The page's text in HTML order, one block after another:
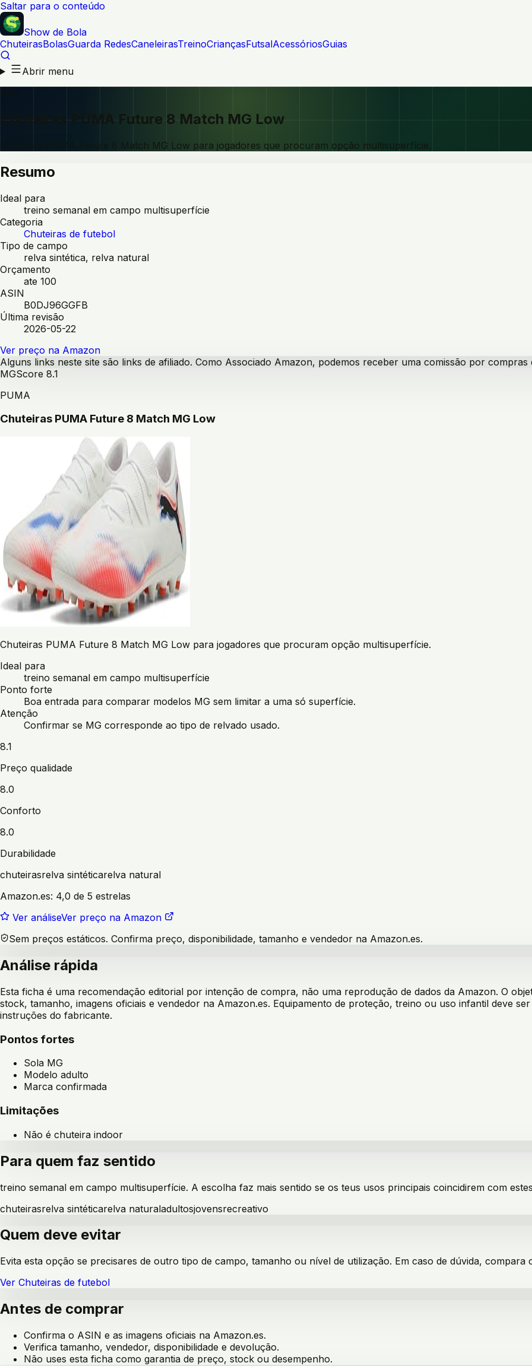
Saltar para o conteúdo
Show de Bola
ChuteirasBolasGuarda RedesCaneleirasTreinoCriançasFutsalAcessóriosGuias
Abrir menu
Chuteiras PUMA Future 8 Match MG Low
Chuteiras PUMA Future 8 Match MG Low para jogadores que procuram opção multisuperfície.
Resumo
Ideal para
treino semanal em campo multisuperfície
Categoria
Chuteiras de futebol
Tipo de campo
relva sintética, relva natural
Orçamento
ate 100
ASIN
B0DJ96GGFB
Última revisão
2026-05-22
Ver preço na Amazon
Alguns links neste site são links de afiliado. Como Associado Amazon, podemos receber uma comissão por
MGScore 8.1
PUMA
Chuteiras PUMA Future 8 Match MG Low
Chuteiras PUMA Future 8 Match MG Low para jogadores que procuram opção multisuperfície.
Ideal para
treino semanal em campo multisuperfície
Ponto forte
Boa entrada para comparar modelos MG sem limitar a uma só superfície.
Atenção
Confirmar se MG corresponde ao tipo de relvado usado.
8.1
Preço qualidade
8.0
Conforto
8.0
Durabilidade
chuteirasrelva sintéticarelva natural
Amazon.es: 4,0 de 5 estrelas
Ver análiseVer preço na Amazon
Sem preços estáticos. Confirma preço, disponibilidade, tamanho e vendedor na Amazon.es.
Análise rápida
Esta ficha é uma recomendação editorial por intenção de compra, não uma reprodução de dados da Amazon. O
stock, tamanho, imagens oficiais e vendedor na Amazon.es. Equipamento de proteção, treino ou uso infantil deve
instruções do fabricante.
Pontos fortes
Sola MG
Modelo adulto
Marca confirmada
Limitações
Não é chuteira indoor
Para quem faz sentido
treino semanal em campo multisuperfície. A escolha faz mais sentido se os teus usos principais coincidirem com
chuteirasrelva sintéticarelva naturaladultosjovensrecreativo
Quem deve evitar
Evita esta opção se precisares de outro tipo de campo, tamanho ou nível de utilização. Em caso de dúvida,
Ver Chuteiras de futebol
Antes de comprar
Confirma o ASIN e as imagens oficiais na Amazon.es.
Verifica tamanho, vendedor, disponibilidade e devolução.
Não uses esta ficha como garantia de preço, stock ou desempenho.